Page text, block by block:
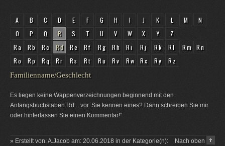
A B C D E F G H I J K L M
N
O
P Q R S T U V W X Y
Z
Ra
Rb Rc Rd Re Rf Rg Rh Ri Rj Rk Rl Rm Rn
Ro
Rp Rq Rr Rs Rt Ru Rv Rw Rx Ry Rz
Familienname/Geschlecht
Es liegen keine Wappenverzeichnungen beginnend mit den
Anfangsbuchstaben Rd... vor. Sie kennen eines? Dann schreiben Sie mir
oder hinterlassen Sie einen Kommentar!“
Nach oben
» Erstellt von: A.Jacob am: 20.06.2018 in der Kategorie(n):